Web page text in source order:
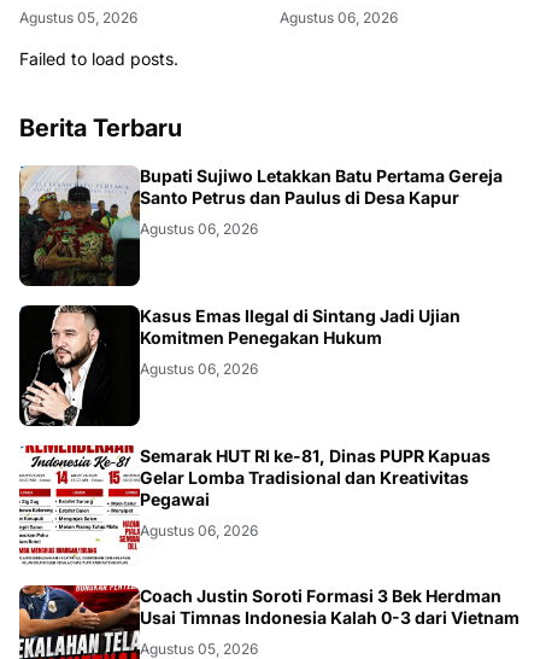
Agustus 05, 2026 Agustus 06, 2026
Failed to load posts.
Berita Terbaru
DAERAH
Bupati Sujiwo Letakkan Batu Pertama Gereja
Santo Petrus dan Paulus di Desa Kapur
Agustus 06, 2026
Kasus Emas Ilegal di Sintang Jadi Ujian
Komitmen Penegakan Hukum
Agustus 06, 2026
DAERAH
Semarak HUT RI ke-81, Dinas PUPR Kapuas
Gelar Lomba Tradisional dan Kreativitas
Pegawai
Agustus 06, 2026
JAKARTA
Coach Justin Soroti Formasi 3 Bek Herdman
Usai Timnas Indonesia Kalah 0-3 dari Vietnam
Agustus 05, 2026